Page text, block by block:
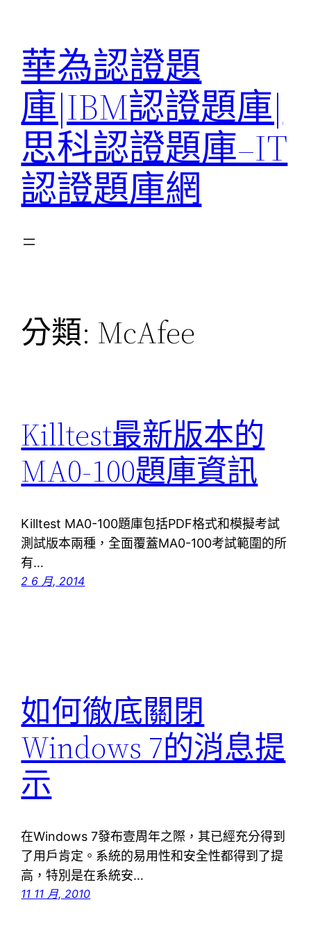
華為認證題
庫|IBM認證題庫|
思科認證題庫–IT
認證題庫網
分類: McAfee
Killtest最新版本的
MA0-100題庫資訊
Killtest MA0-100題庫包括PDF格式和模擬考試
測試版本兩種，全面覆蓋MA0-100考試範圍的所
有…
2 6 月, 2014
如何徹底關閉
Windows 7的消息提
示
在Windows 7發布壹周年之際，其已經充分得到
了用戶肯定。系統的易用性和安全性都得到了提
高，特別是在系統安…
11 11 月, 2010